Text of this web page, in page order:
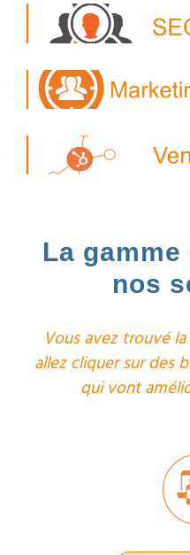
La
nos
Vous avez trouvé
allez cliquer sur des
qui vont